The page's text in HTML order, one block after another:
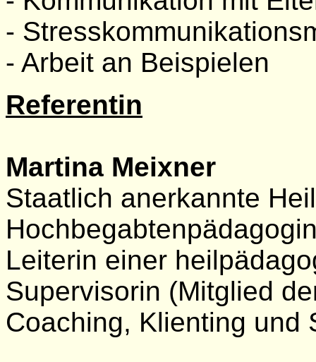
-
- Arbeit an Beispielen
Referentin
Martina Meixner
Staatlich anerkannte
Leiterin einer
Supervisorin (Mitglied
Coaching, Klienting und